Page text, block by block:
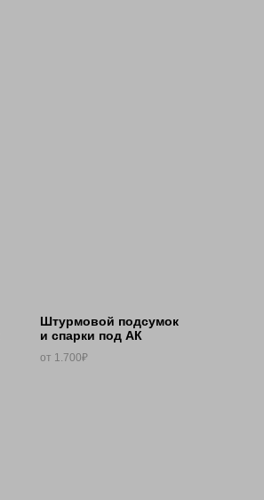
Штурмовой подсумок
и спарки под АК
от 1.700₽